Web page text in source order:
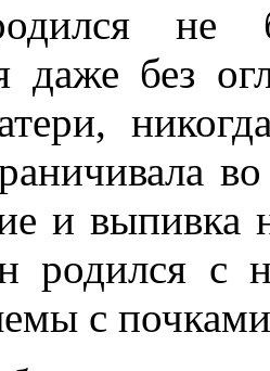
не
даже без
и выпивка
родился с
с